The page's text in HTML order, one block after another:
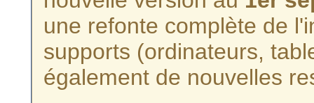
une refonte complète de
supports (ordinateurs,
également de nouvelles